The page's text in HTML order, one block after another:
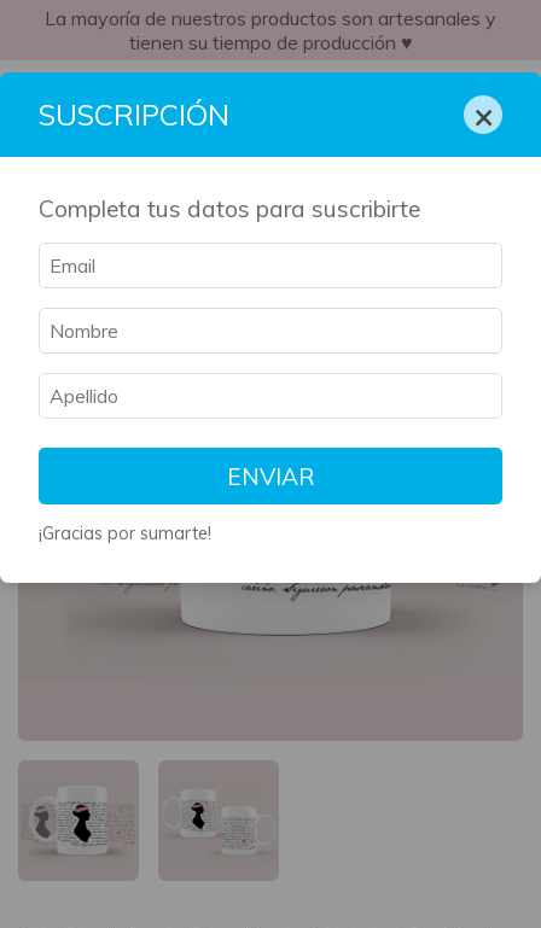
La mayoría de nuestros productos son artesanales y
tienen su tiempo de producción ♥
SUSCRIPCIÓN ×
Completa tus datos para suscribirte
ENVIAR
¡Gracias por sumarte!